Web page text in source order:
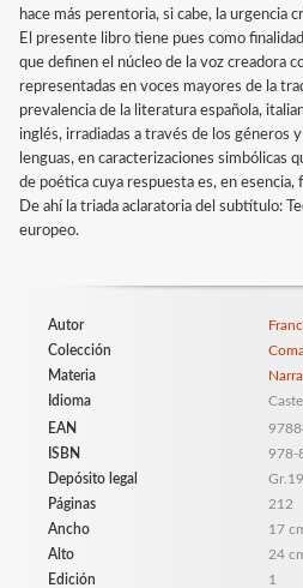
hace más perentoria, si cabe, la urgencia
El presente libro tiene pues como
que definen el núcleo de la voz creadora
representadas en voces mayores de la
prevalencia de la literatura española,
inglés, irradiadas a través de los géneros
lenguas, en caracterizaciones simbólicas
de poética cuya respuesta es, en
De ahí la triada aclaratoria del subtítulo:
europeo.
Autor
Colección
Materia
Idioma
EAN
ISBN
978-
Depósito legal
Páginas
212
Ancho
17
Alto
24
Edición
1